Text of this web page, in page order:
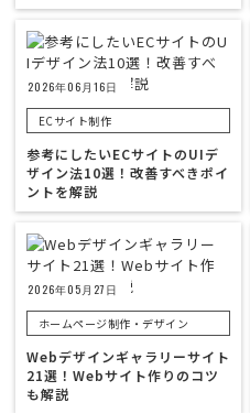
2026年06月16日
ECサイト制作
参考にしたいECサイトのUIデ
ザイン法10選！改善すべきポイ
ントを解説
2026年05月27日
ホームページ制作・デザイン
Webデザインギャラリーサイト
21選！Webサイト作りのコツ
も解説